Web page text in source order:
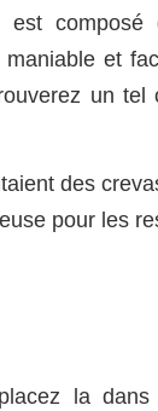
et
un
des
pour les
la